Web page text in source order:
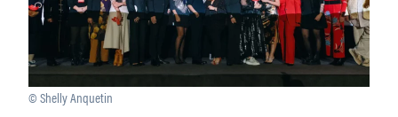
© Shelly Anquetin